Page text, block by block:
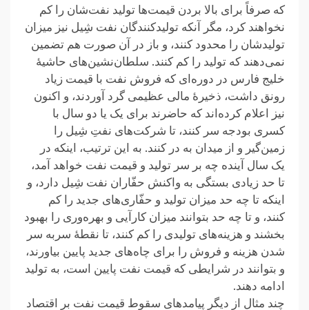
که صرفاً برای بالا بردن قیمت‌ها تولید نفت‌شان را کم
نخواهند کرد، مگر آنکه تولیدکنندگان نفت شِیل نیز میزان
تولیدشان را محدود کنند، و باز در آن صورت هم تضمین
نمی‌دهند که تولید را کم کنند. سلطان‌نشین‌های حاشیهٔ
خلیج فارس در دوره‌ای که فروش نفت با قیمت زیاد
رونق داشت، ذخیرهٔ مالی عظیمی گرد آوردند، و اکنون
نیز اعلام کرده‌اند که حاضرند برای یک یا دو سال با
کسری بودجه سر کنند، تا شرکت‌های نفتِ شِیل را
زمین‌گیر و از میدان به در کنند. به این ترتیب، اینکه در
یک سال آینده چه بر سر تولید و قیمت نفت خواهد آمد،
تا حد زیادی بستگی به واکنش حفّاران نفت شِیل دارد، و
اینکه تا چه حد میزان تولید و حفّاری‌های جدید را کم
کنند، و تا چه حد بتوانند میزان کارآیی و بهره‌وری را بهبود
بخشند و هزینه‌های تولیدی را کم کنند، تا نقطهٔ سربه ‌سر
شدن هزینه و فروش را برای چاه‌های جدید پایین بیاورند،
و بتوانند در شرایطی که قیمت نفت پایین است، به تولید
ادامه دهند.
چند مثال از دیگر پیامدهای سقوط قیمت نفت بر اقتصاد